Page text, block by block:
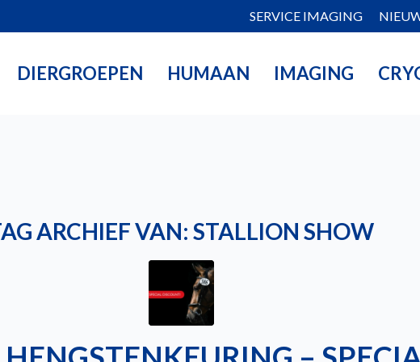
SERVICE IMAGING
DIERGROEPEN HUMAAN IMAGING
ARCHIEF VAN: STALLION SHOW